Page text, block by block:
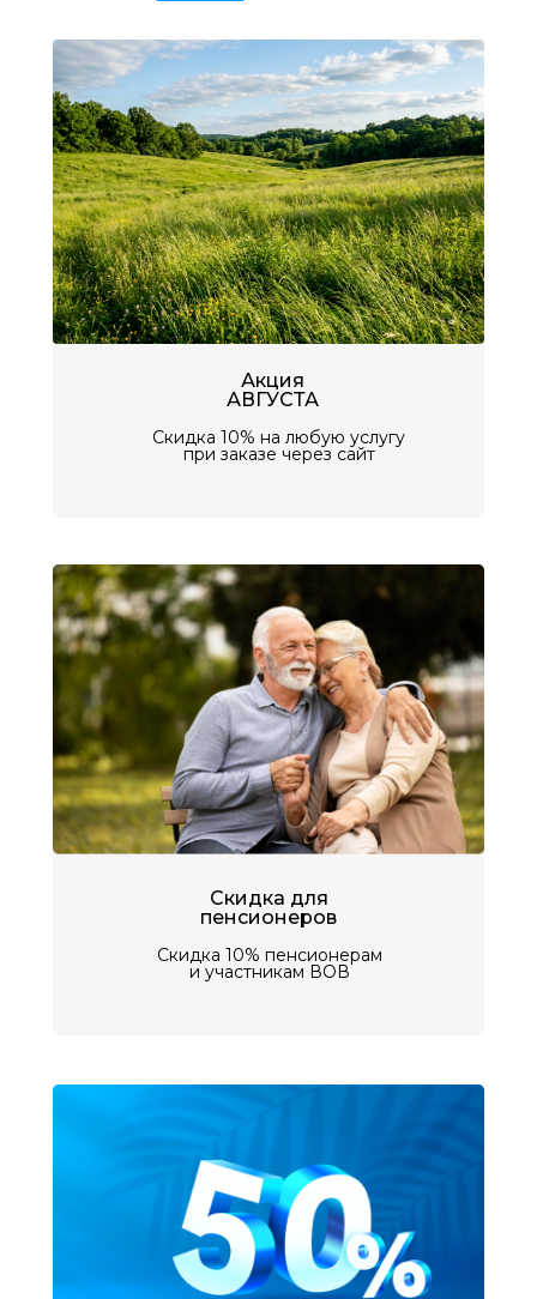
Скидка для
пенсионеров
Скидка 10% пенсионерам
и участникам ВОВ
Скидка 10% на любую услугу
при заказе через сайт
Акция
АВГУСТА
Обратитесь за помощью к
профессионалам!
Мы уничтожим вредителей навсегда!
При нажатии на кнопку вы соглашаетесь с
Политикой конфиденциальности
Заказать звонок